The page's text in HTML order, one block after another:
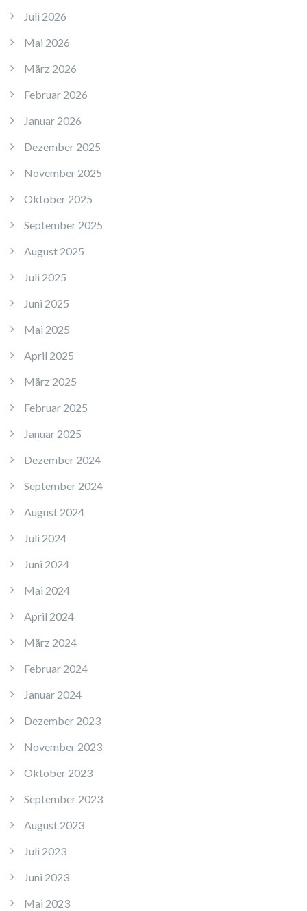
Juli 2026
Mai 2026
März 2026
Februar 2026
Januar 2026
Dezember 2025
November 2025
Oktober 2025
September 2025
August 2025
Juli 2025
Juni 2025
Mai 2025
April 2025
März 2025
Februar 2025
Januar 2025
Dezember 2024
September 2024
August 2024
Juli 2024
Juni 2024
Mai 2024
April 2024
März 2024
Februar 2024
Januar 2024
Dezember 2023
November 2023
Oktober 2023
September 2023
August 2023
Juli 2023
Juni 2023
Mai 2023